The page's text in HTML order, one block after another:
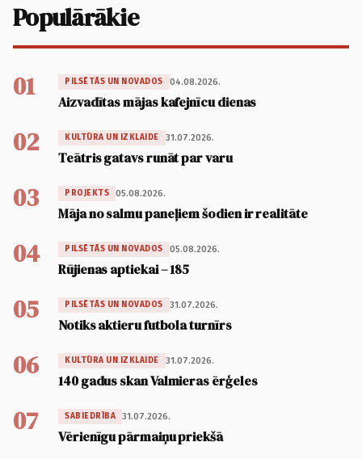
Populārākie
01 PILSĒTĀS UN NOVADOS 04.08.2026.
Aizvadītas mājas kafejnīcu dienas
02 KULTŪRA UN IZKLAIDE 31.07.2026.
Teātris gatavs runāt par varu
03 PROJEKTS 05.08.2026.
Māja no salmu paneļiem šodien ir realitāte
04 PILSĒTĀS UN NOVADOS 05.08.2026.
Rūjienas aptiekai – 185
05 PILSĒTĀS UN NOVADOS 31.07.2026.
Notiks aktieru futbola turnīrs
06 KULTŪRA UN IZKLAIDE 31.07.2026.
140 gadus skan Valmieras ērģeles
07 SABIEDRĪBA 31.07.2026.
Vērienīgu pārmaiņu priekšā